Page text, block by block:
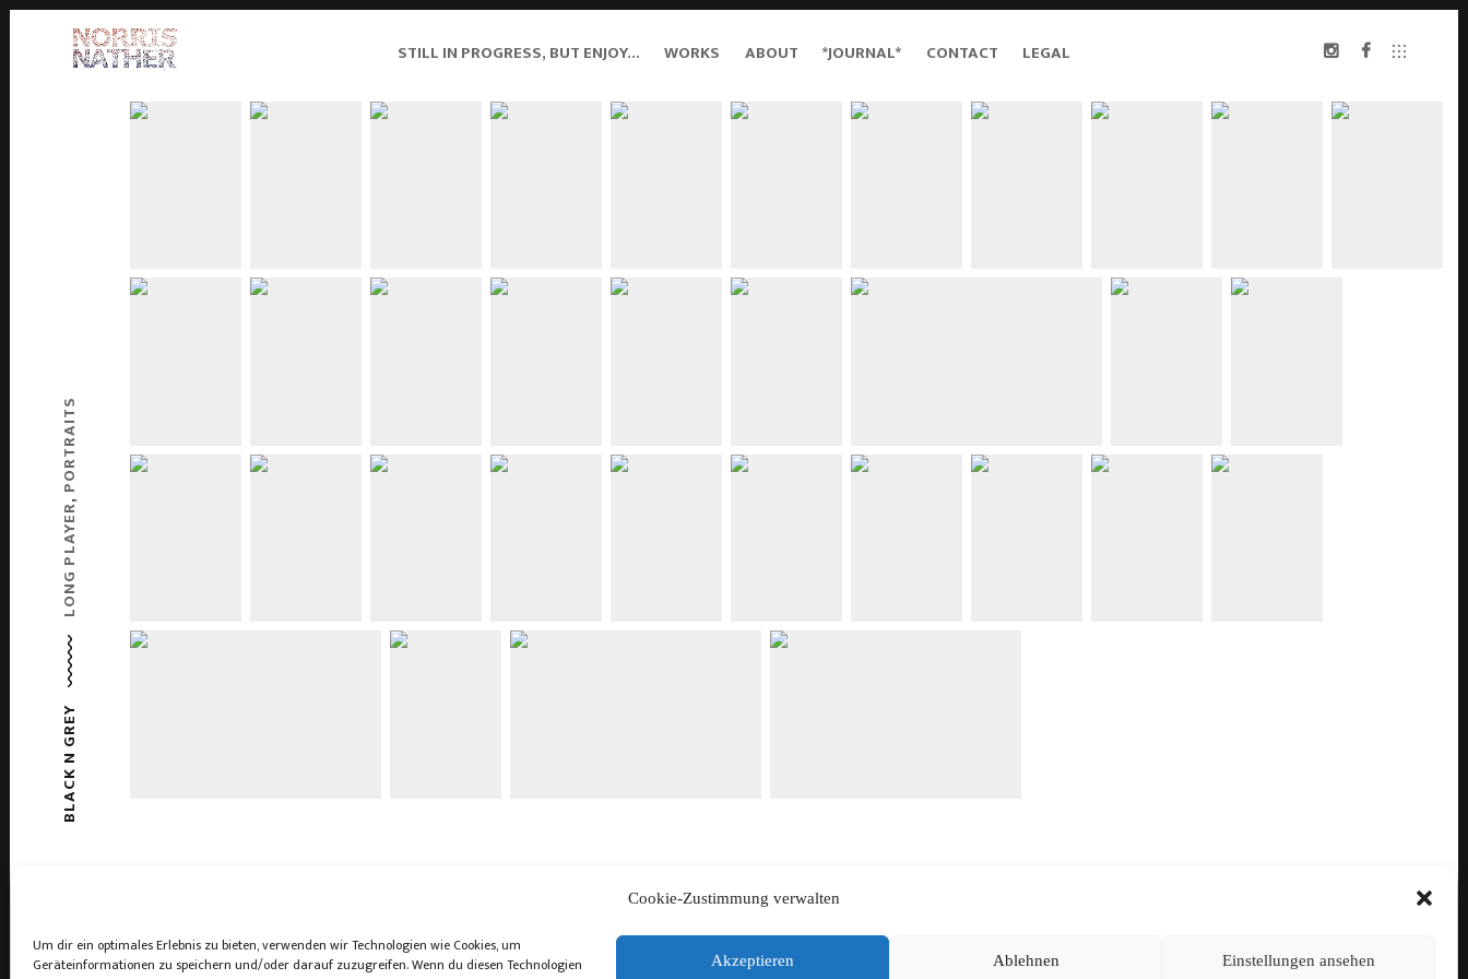
Cookie-Zustimmung verwalten
Um dir ein optimales Erlebnis zu bieten, verwenden wir Technologien wie Cookies, um
Geräteinformationen zu speichern und/oder darauf zuzugreifen. Wenn du diesen Technologien
Akzeptieren Ablehnen Einstellungen ansehen
STILL IN PROGRESS, BUT ENJOY… WORKS ABOUT *JOURNAL* CONTACT
LEGAL
INSTAGRAM
BLACK N GREY
LONG PLAYER
,
PORTRAITS